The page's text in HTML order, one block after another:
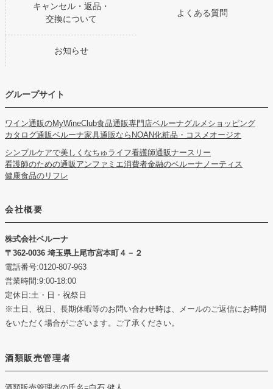
キャンセル・返品・
交換について
よくある質問
お知らせ
グループサイト
ワイン通販のMyWineClub食品通販専門店ベルーナグルメショッピング
カタログ通販ベルーナ家具通販ならNOAN化粧品・コスメオージオ
シンプルケアで美しくなちゅライフ看護師通販ナースリー
看護師のための通販アンファミエ消費者金融のベルーナノーティス
健康食品のリフレ
会社概要
株式会社ベルーナ
362-0036 埼玉県上尾市宮本町４－２
電話番号:0120-807-963
営業時間:9:00-18:00
定休日:土・日・祝祭日
※土日、祝日、長期休暇等のお問い合わせ時は、メールのご返信にお時間
をいただく場合がございます。ご了承ください。
酒類販売管理者
酒類販売管理者の氏名=白石 健人